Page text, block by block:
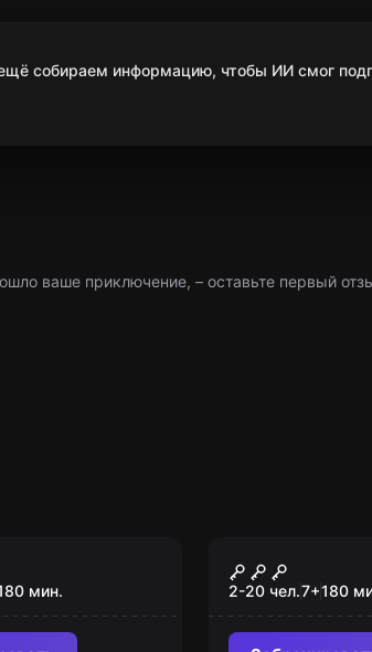
собираем информацию, чтобы ИИ смог
ваше приключение, – оставьте первый
чудес
мин.
Харли Квин
2-20 чел.7+180